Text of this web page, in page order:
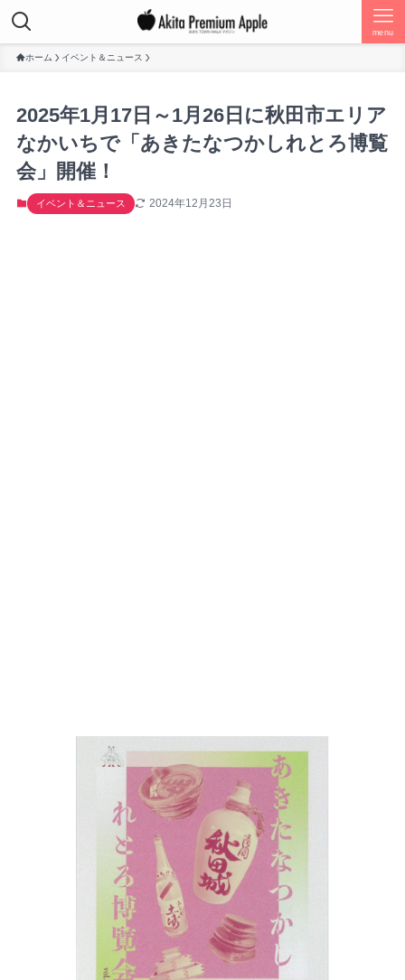
menu
ホーム イベント＆ニュース
2025年1月17日～1月26日に秋田市エリア
なかいちで「あきたなつかしれとろ博覧
会」開催！
イベント＆ニュース 2024年12月23日